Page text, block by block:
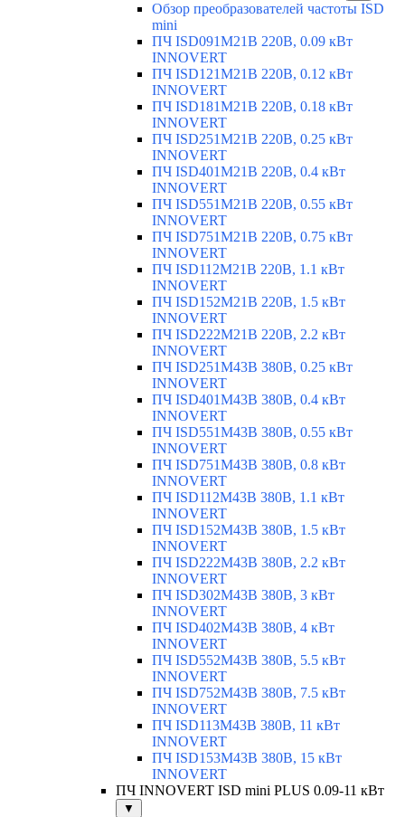
Обзор преобразователей частоты ISD
mini
ПЧ ISD091M21B 220В, 0.09 кВт
INNOVERT
ПЧ ISD121M21B 220В, 0.12 кВт
INNOVERT
ПЧ ISD181M21B 220В, 0.18 кВт
INNOVERT
ПЧ ISD251M21B 220В, 0.25 кВт
INNOVERT
ПЧ ISD401M21B 220В, 0.4 кВт
INNOVERT
ПЧ ISD551M21B 220В, 0.55 кВт
INNOVERT
ПЧ ISD751M21B 220В, 0.75 кВт
INNOVERT
ПЧ ISD112M21B 220В, 1.1 кВт
INNOVERT
ПЧ ISD152M21B 220В, 1.5 кВт
INNOVERT
ПЧ ISD222M21B 220В, 2.2 кВт
INNOVERT
ПЧ ISD251M43B 380В, 0.25 кВт
INNOVERT
ПЧ ISD401M43B 380В, 0.4 кВт
INNOVERT
ПЧ ISD551M43B 380В, 0.55 кВт
INNOVERT
ПЧ ISD751M43B 380В, 0.8 кВт
INNOVERT
ПЧ ISD112M43B 380В, 1.1 кВт
INNOVERT
ПЧ ISD152M43B 380В, 1.5 кВт
INNOVERT
ПЧ ISD222M43B 380В, 2.2 кВт
INNOVERT
ПЧ ISD302M43B 380В, 3 кВт
INNOVERT
ПЧ ISD402M43B 380В, 4 кВт
INNOVERT
ПЧ ISD552M43B 380В, 5.5 кВт
INNOVERT
ПЧ ISD752M43B 380В, 7.5 кВт
INNOVERT
ПЧ ISD113M43B 380В, 11 кВт
INNOVERT
ПЧ ISD153M43B 380В, 15 кВт
INNOVERT
ПЧ INNOVERT ISD mini PLUS 0.09-11 кВт
▼